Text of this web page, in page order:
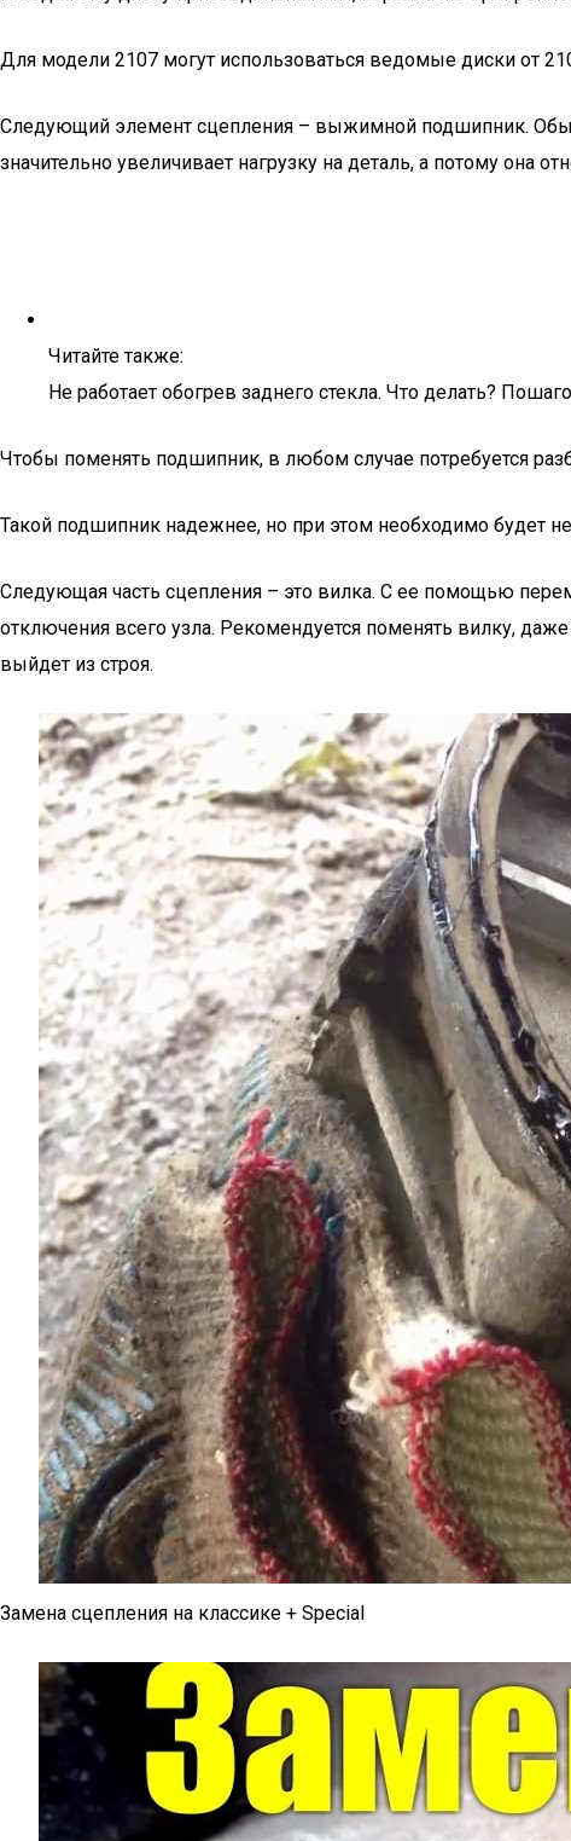
Для модели 2107 могут использоваться ведомые диски от
Следующий элемент сцепления – выжимной подшипник.
значительно увеличивает нагрузку на деталь, а потому она
Читайте также:
Не работает обогрев заднего стекла. Что делать?
Чтобы поменять подшипник, в любом случае потребуется
Такой подшипник надежнее, но при этом необходимо будет
Следующая часть сцепления – это вилка. С ее помощью
отключения всего узла. Рекомендуется поменять вилку,
выйдет из строя.
Замена сцепления на классике + Special